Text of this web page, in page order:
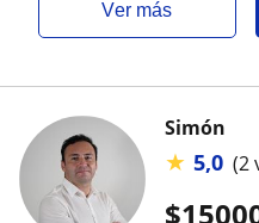
ver más
$
Simón
★ 5,0 (2